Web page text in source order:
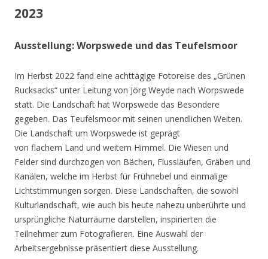
2023
Ausstellung: Worpswede und das Teufelsmoor
Im Herbst 2022 fand eine achttägige Fotoreise des „Grünen
Rucksacks“ unter Leitung von Jörg Weyde nach Worpswede
statt. Die Landschaft hat Worpswede das Besondere
gegeben. Das Teufelsmoor mit seinen unendlichen Weiten.
Die Landschaft um Worpswede ist geprägt
von flachem Land und weitem Himmel. Die Wiesen und
Felder sind durchzogen von Bächen, Flussläufen, Gräben und
Kanälen, welche im Herbst für Frühnebel und einmalige
Lichtstimmungen sorgen. Diese Landschaften, die sowohl
Kulturlandschaft, wie auch bis heute nahezu unberührte und
ursprüngliche Naturräume darstellen, inspirierten die
Teilnehmer zum Fotografieren. Eine Auswahl der
Arbeitsergebnisse präsentiert diese Ausstellung.